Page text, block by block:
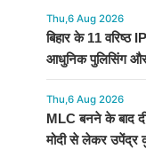
Thu,6 Aug 2026
बिहार के 11 वरिष्ठ
आधुनिक पुलिसिंग और
ट्रेनिंग
Thu,6 Aug 2026
MLC बनने के बाद
मोदी से लेकर उपेंद्र